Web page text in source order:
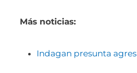
Más noticias:
Indagan presunta